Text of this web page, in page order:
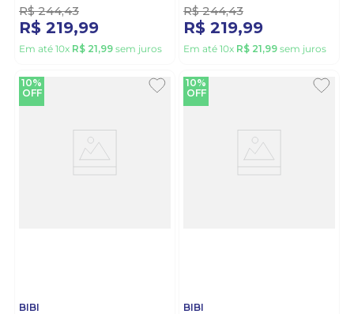
R$ 244,43
R$ 219,99
Em até 10x R$ 21,99 sem juros
R$ 244,43
R$ 219,99
Em até 10x R$ 21,99 sem juros
10%
OFF
BIBI
10%
OFF
BIBI